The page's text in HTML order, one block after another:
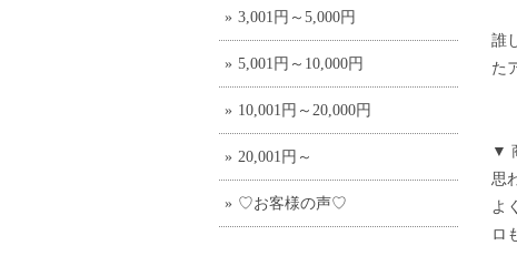
誰
た
▼
思
よ
ロ
3,001円～5,000円
5,001円～10,000円
10,001円～20,000円
20,001円～
♡お客様の声♡